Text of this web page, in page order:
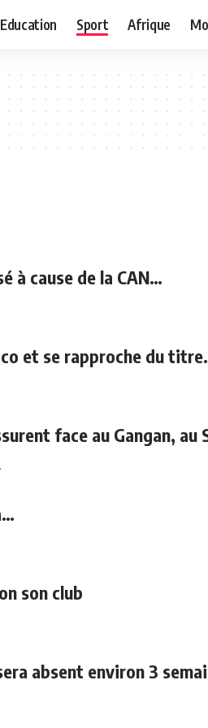
Education Sport Afrique
à cause de la CAN…
et se rapproche du
face au Gangan, au
son club
absent environ 3